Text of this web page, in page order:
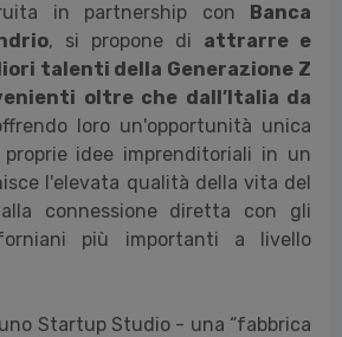
in partnership con Banca
, si propone di attrarre e
talenti della Generazione Z
oltre che dall’Italia da
loro un'opportunità unica
idee imprenditoriali in un
l'elevata qualità della vita del
connessione diretta con gli
più importanti a livello
Startup Studio - una “fabbrica